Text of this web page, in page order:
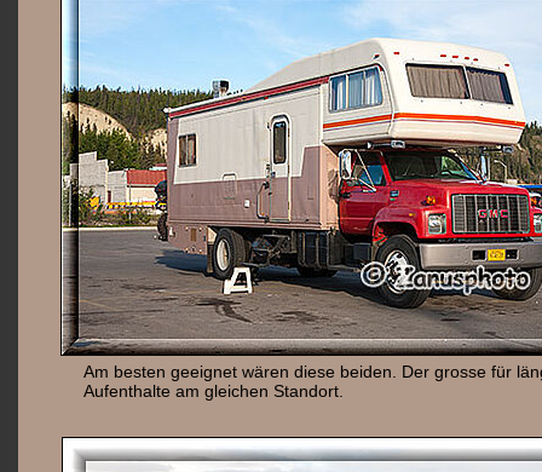
Am besten geeignet wären diese beiden. Der grosse für
Aufenthalte am gleichen Standort.